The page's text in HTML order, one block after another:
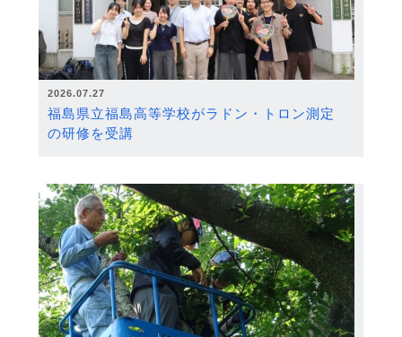
2026.07.27
福島県立福島高等学校がラドン・トロン測定
の研修を受講